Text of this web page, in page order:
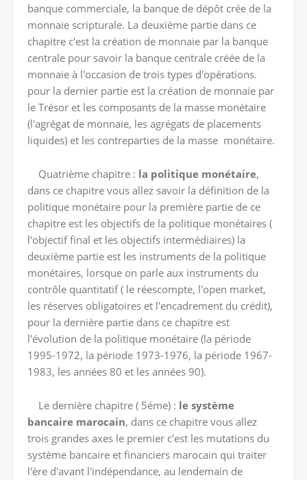
banque commerciale, la banque de dépôt crée de la
monnaie scripturale. La deuxième partie dans ce
chapitre c'est la création de monnaie par la banque
centrale pour savoir la banque centrale créée de la
monnaie à l'occasion de trois types d'opérations.
pour la dernier partie est la création de monnaie par
le Trésor et les composants de la masse monétaire
(l'agrégat de monnaie, les agrégats de placements
liquides) et les contreparties de la masse monétaire.
Quatrième chapitre : la politique monétaire,
dans ce chapitre vous allez savoir la définition de la
politique monétaire pour la première partie de ce
chapitre est les objectifs de la politique monétaires (
l'objectif final et les objectifs intermédiaires) la
deuxième partie est les instruments de la politique
monétaires, lorsque on parle aux instruments du
contrôle quantitatif ( le réescompte, l'open market,
les réserves obligatoires et l'encadrement du crédit),
pour la dernière partie dans ce chapitre est
l'évolution de la politique monétaire (la période
1995-1972, la période 1973-1976, la période 1967-
1983, les années 80 et les années 90).
Le dernière chapitre ( 5éme) : le système
bancaire marocain, dans ce chapitre vous allez
trois grandes axes le premier c'est les mutations du
système bancaire et financiers marocain qui traiter
l'ère d'avant l'indépendance, au lendemain de